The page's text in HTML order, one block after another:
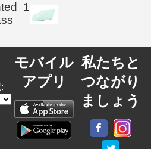
1
モバイル
アプリ
私たちと
つながり
ましょう